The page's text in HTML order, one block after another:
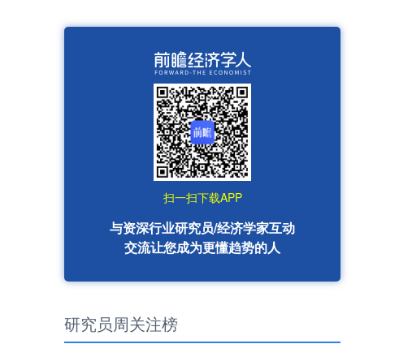
扫一扫下载APP
与资深行业研究员/经济学家互动
交流让您成为更懂趋势的人
研究员周关注榜